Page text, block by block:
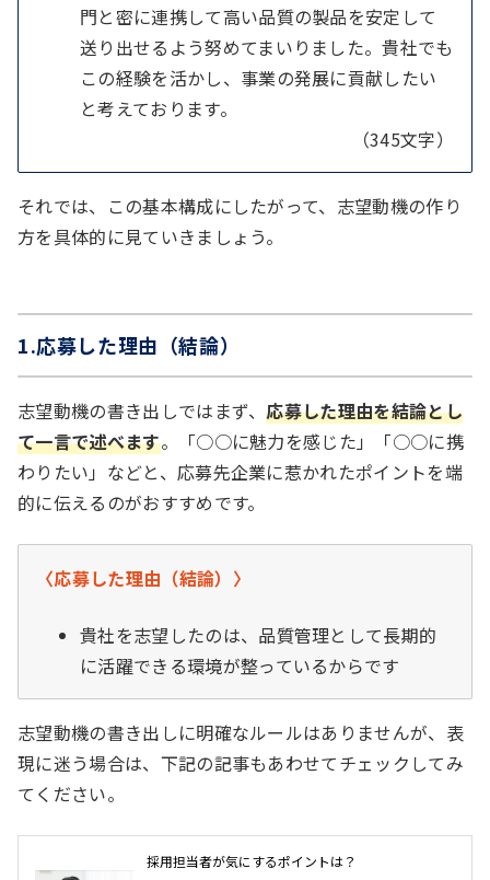
門と密に連携して高い品質の製品を安定して
送り出せるよう努めてまいりました。貴社でも
この経験を活かし、事業の発展に貢献したい
と考えております。
（345文字）
それでは、この基本構成にしたがって、志望動機の作り
方を具体的に見ていきましょう。
1.応募した理由（結論）
志望動機の書き出しではまず、応募した理由を結論とし
て一言で述べます。「○○に魅力を感じた」「○○に携
わりたい」などと、応募先企業に惹かれたポイントを端
的に伝えるのがおすすめです。
〈応募した理由（結論）〉
貴社を志望したのは、品質管理として長期的
に活躍できる環境が整っているからです
志望動機の書き出しに明確なルールはありませんが、表
現に迷う場合は、下記の記事もあわせてチェックしてみ
てください。
採用担当者が気にするポイントは？